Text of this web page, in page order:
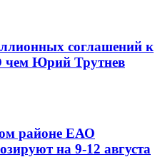
соглашений к
чем Юрий Трутнев
районе ЕАО
на 9-12 августа